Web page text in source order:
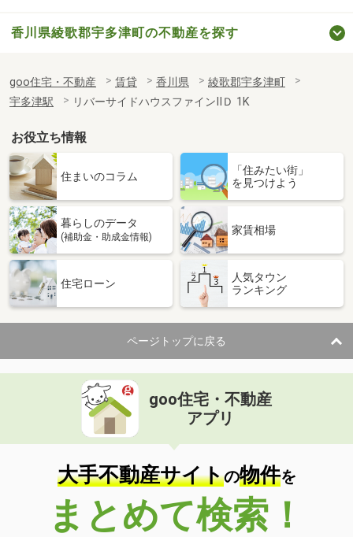
香川県綾歌郡宇多津町の不動産を探す
goo住宅・不動産 賃貸 香川県
綾歌郡宇多津町
宇多津駅
リバーサイドハウスファインⅡＤ 1K
お役立ち情報
住まいのコラム
「住みたい街」
を見つけよう
暮らしのデータ
(補助金・助成金情報)
家賃相場
住宅ローン
人気タウン
ランキング
ページトップに戻る
goo住宅・不動産
アプリ
大手不動産サイトの物件を
まとめて検索！